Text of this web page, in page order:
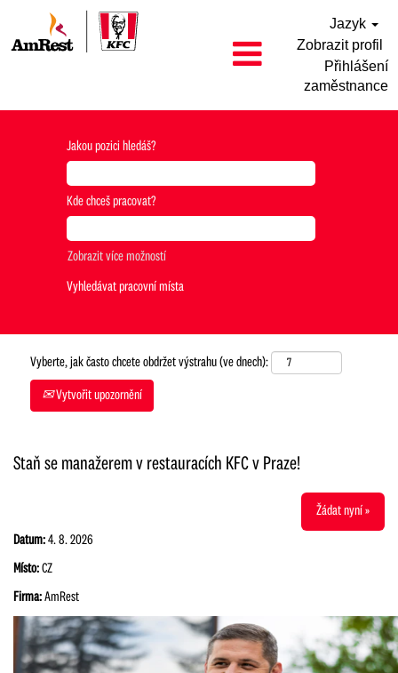
Jazyk
Zobrazit profil
Přihlášení
zaměstnance
Jakou pozici hledáš?
Kde chceš pracovat?
Zobrazit více možností
Vyberte, jak často chcete obdržet výstrahu (ve dnech):
Vytvořit upozornění
Staň se manažerem v restauracích KFC v Praze!
Žádat nyní »
Datum:4. 8. 2026
Místo:CZ
Firma:AmRest